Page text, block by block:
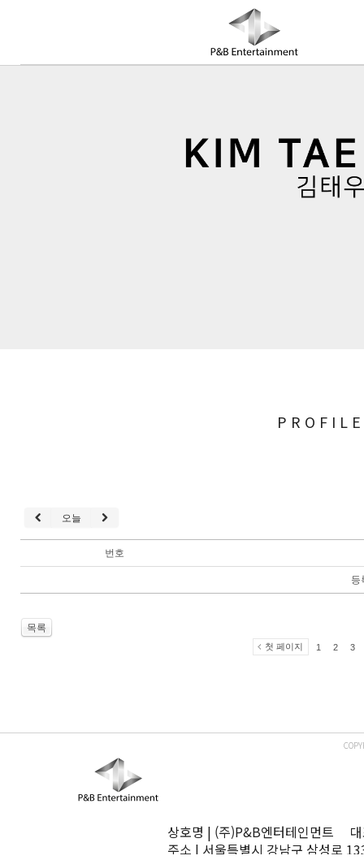
COMPANY
PROFILE
오늘
번호
등
목록
첫 페이지 1 2 3
상호명 | (주)P&B엔터테인먼트
주소 | 서울특별시 강남구 삼성로